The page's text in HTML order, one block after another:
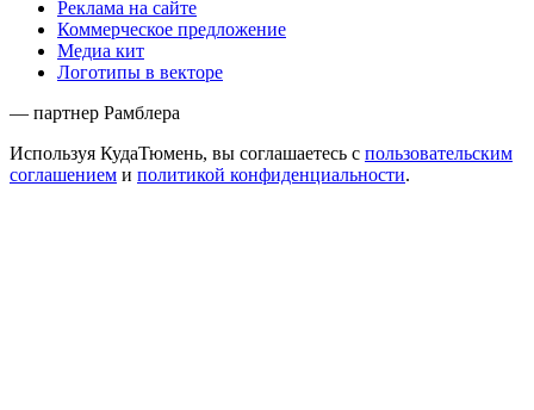
Реклама на сайте
Коммерческое предложение
Медиа кит
Логотипы в векторе
— партнер Рамблера
Используя КудаТюмень, вы соглашаетесь с пользовательским
соглашением и политикой конфиденциальности.